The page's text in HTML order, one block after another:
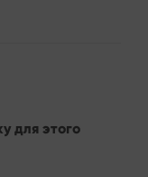
для этого